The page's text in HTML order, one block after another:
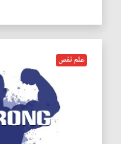
علم نفس